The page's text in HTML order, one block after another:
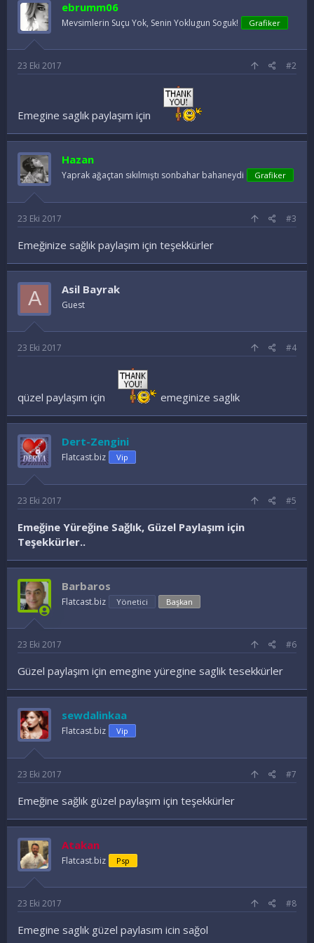
l
e
r
:
ebrumm06
Mevsimlerin Suçu Yok, Senin Yoklugun Soguk! Grafiker
23 Eki 2017 #2
Emegine saglık paylaşım için
Hazan
Yaprak ağaçtan sıkılmıştı sonbahar bahaneydi Grafiker
23 Eki 2017 #3
Emeğinize sağlık paylaşım için teşekkürler
A Asil Bayrak
Guest
23 Eki 2017 #4
qüzel paylaşım için emeginize saglık
Dert-Zengini
Flatcast.biz Vip
23 Eki 2017 #5
Emeğine Yüreğine Sağlık, Güzel Paylaşım için
Teşekkürler..
Barbaros
Flatcast.biz Yönetici Başkan
23 Eki 2017 #6
Güzel paylaşım için emegine yüregine saglik tesekkürler
sewdalinkaa
Flatcast.biz Vip
23 Eki 2017 #7
Emeğine sağlık güzel paylaşım için teşekkürler
Atakan
Flatcast.biz Psp
23 Eki 2017 #8
Emegine saglık güzel paylasım icin sağol